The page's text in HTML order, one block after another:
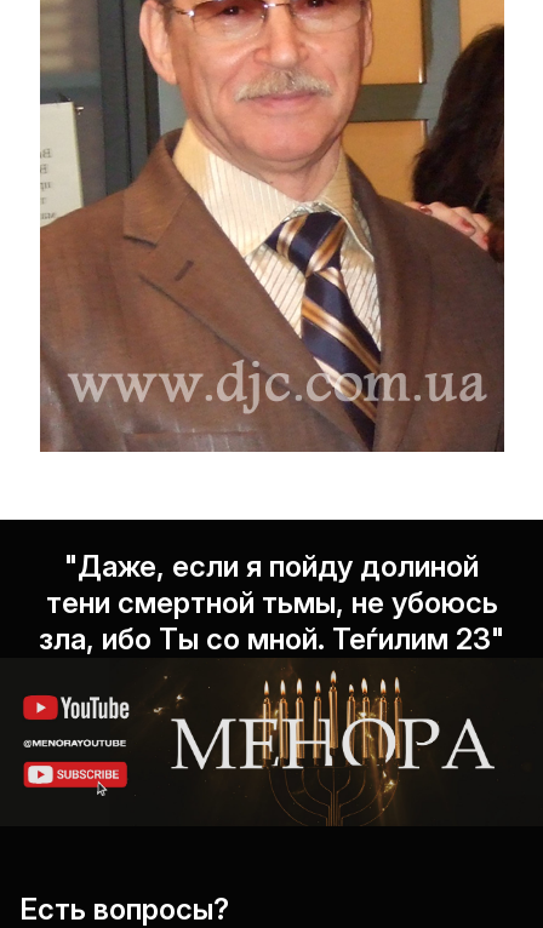
"Даже, если я пойду долиной
тени смертной тьмы, не убоюсь
зла, ибо Ты со мной. Теѓилим 23"
Есть вопросы?